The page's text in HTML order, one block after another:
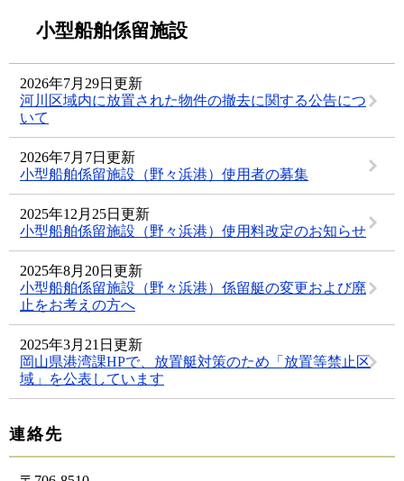
小型船舶係留施設
2026年7月29日更新
河川区域内に放置された物件の撤去に関する公告につ
いて
2026年7月7日更新
小型船舶係留施設（野々浜港）使用者の募集
2025年12月25日更新
小型船舶係留施設（野々浜港）使用料改定のお知らせ
2025年8月20日更新
小型船舶係留施設（野々浜港）係留艇の変更および廃
止をお考えの方へ
2025年3月21日更新
岡山県港湾課HPで、放置艇対策のため「放置等禁止区
域」を公表しています
連絡先